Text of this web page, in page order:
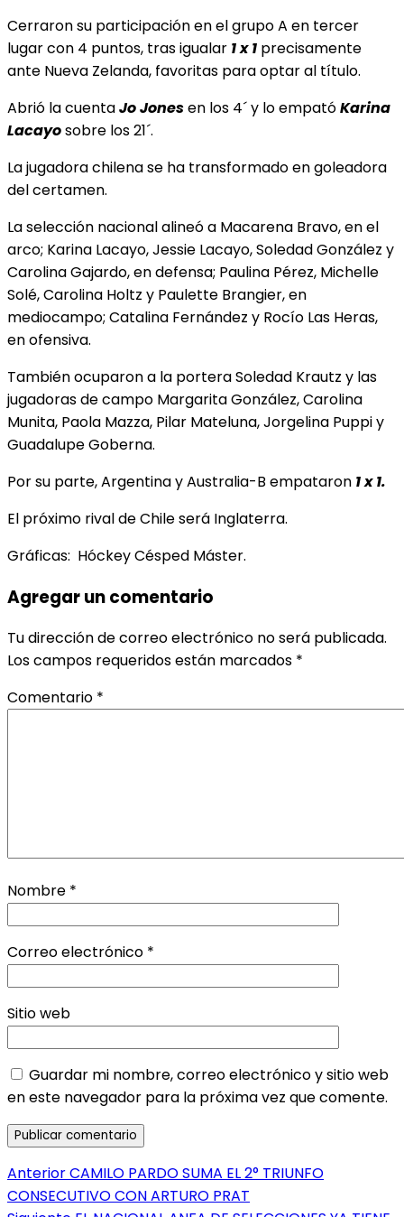
Cerraron su participación en el grupo A en tercer
lugar con 4 puntos, tras igualar 1 x 1 precisamente
ante Nueva Zelanda, favoritas para optar al título.
Abrió la cuentaJo Jonesen los 4´ y lo empatóKarina
Lacayosobre los 21´.
La jugadora chilena se ha transformado en goleadora
del certamen.
La selección nacional alineó a Macarena Bravo, en el
arco; Karina Lacayo, Jessie Lacayo, Soledad González y
Carolina Gajardo, en defensa; Paulina Pérez, Michelle
Solé, Carolina Holtz y Paulette Brangier, en
mediocampo; Catalina Fernández y Rocío Las Heras,
en ofensiva.
También ocuparon a la portera Soledad Krautz y las
jugadoras de campo Margarita González, Carolina
Munita, Paola Mazza, Pilar Mateluna, Jorgelina Puppi y
Guadalupe Goberna.
Por su parte, Argentina y Australia-B empataron 1 x 1.
El próximo rival de Chile será Inglaterra.
Gráficas: Hóckey Césped Máster.
Agregar un comentario
Tu dirección de correo electrónico no será publicada.
Los campos requeridos están marcados *
Comentario *
Nombre *
Correo electrónico *
Sitio web
Guardar mi nombre, correo electrónico y sitio web
en este navegador para la próxima vez que comente.
Navegación
de
AnteriorEntrada
anterior:
CAMILO PARDO SUMA EL 2° TRIUNFO
CONSECUTIVO CON ARTURO PRAT